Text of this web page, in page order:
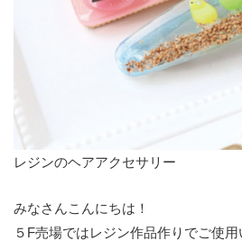
レジンのヘアアクセサリー
みなさんこんにちは！
５F売場ではレジン作品作りでご使